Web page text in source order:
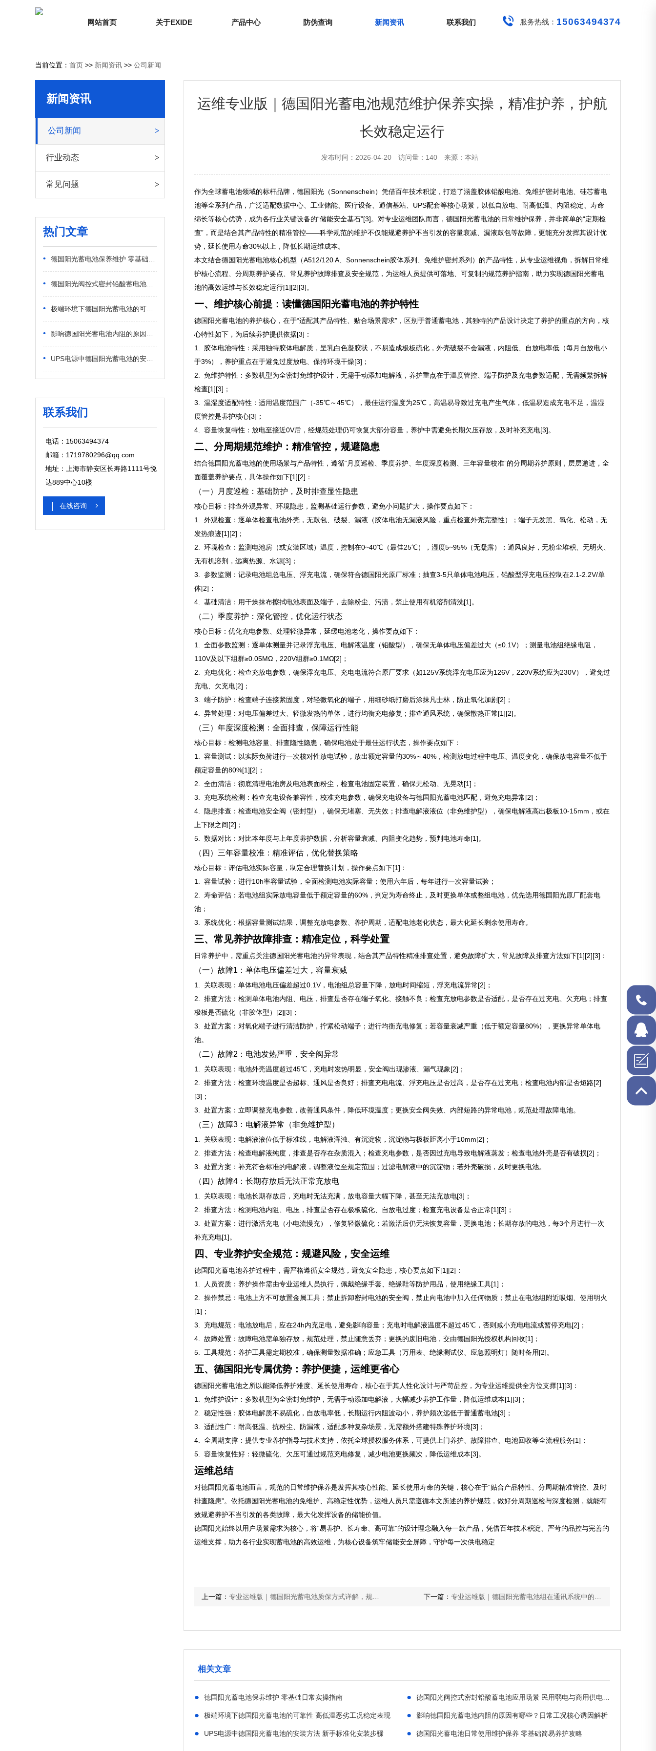
服务热线： 15063494374
网站首页 关于EXIDE 产品中心 防伪查询 新闻资讯 联系我们
当前位置： 首页 >> 新闻资讯 >> 公司新闻
新闻资讯
公司新闻
行业动态
常见问题
热门文章
• 德国阳光蓄电池保养维护 零基础日常实操指南
• 德国阳光阀控式密封铅酸蓄电池应用场景 民用弱电与商用供电适配解析
• 极端环境下德国阳光蓄电池的可靠性 高低温恶劣工况稳定表现
• 影响德国阳光蓄电池内阻的原因有哪些？日常工况核心诱因解析
• UPS电源中德国阳光蓄电池的安装方法 新手标准化安装步骤
联系我们
电话：15063494374
邮箱：1719780296@qq.com
地址：上海市静安区长寿路1111号悦
达889中心10楼
在线咨询
运维专业版｜德国阳光蓄电池规范维护保养实操，精准护养，护航
长效稳定运行
发布时间：2026-04-20 访问量：140 来源：本站
作为全球蓄电池领域的标杆品牌，德国阳光（Sonnenschein）凭借百年技术积淀，打造了涵盖胶体铅酸电池、免维护密封电池、硅芯蓄电
池等全系列产品，广泛适配数据中心、工业储能、医疗设备、通信基站、UPS配套等核心场景，以低自放电、耐高低温、内阻稳定、寿命
绵长等核心优势，成为各行业关键设备的“储能安全基石”[3]。对专业运维团队而言，德国阳光蓄电池的日常维护保养，并非简单的“定期检
查”，而是结合其产品特性的精准管控——科学规范的维护不仅能规避养护不当引发的容量衰减、漏液鼓包等故障，更能充分发挥其设计优
势，延长使用寿命30%以上，降低长期运维成本。
本文结合德国阳光蓄电池核心机型（A512/120 A、Sonnenschein胶体系列、免维护密封系列）的产品特性，从专业运维视角，拆解日常维
护核心流程、分周期养护要点、常见养护故障排查及安全规范，为运维人员提供可落地、可复制的规范养护指南，助力实现德国阳光蓄电
池的高效运维与长效稳定运行[1][2][3]。
一、维护核心前提：读懂德国阳光蓄电池的养护特性
德国阳光蓄电池的养护核心，在于“适配其产品特性、贴合场景需求”，区别于普通蓄电池，其独特的产品设计决定了养护的重点的方向，核
心特性如下，为后续养护提供依据[3]：
1. 胶体电池特性：采用独特胶体电解质，呈乳白色凝胶状，不易造成极板硫化，外壳破裂不会漏液，内阻低、自放电率低（每月自放电小
于3%），养护重点在于避免过度放电、保持环境干燥[3]；
2. 免维护特性：多数机型为全密封免维护设计，无需手动添加电解液，养护重点在于温度管控、端子防护及充电参数适配，无需频繁拆解
检查[1][3]；
3. 温湿度适配特性：适用温度范围广（-35℃～45℃），最佳运行温度为25℃，高温易导致过充电产生气体，低温易造成充电不足，温湿
度管控是养护核心[3]；
4. 容量恢复特性：放电至接近0V后，经规范处理仍可恢复大部分容量，养护中需避免长期欠压存放，及时补充充电[3]。
二、分周期规范维护：精准管控，规避隐患
结合德国阳光蓄电池的使用场景与产品特性，遵循“月度巡检、季度养护、年度深度检测、三年容量校准”的分周期养护原则，层层递进，全
面覆盖养护要点，具体操作如下[1][2]：
（一）月度巡检：基础防护，及时排查显性隐患
核心目标：排查外观异常、环境隐患，监测基础运行参数，避免小问题扩大，操作要点如下：
1. 外观检查：逐单体检查电池外壳，无鼓包、破裂、漏液（胶体电池无漏液风险，重点检查外壳完整性）；端子无发黑、氧化、松动，无
发热痕迹[1][2]；
2. 环境检查：监测电池房（或安装区域）温度，控制在0~40℃（最佳25℃），湿度5~95%（无凝露）；通风良好，无粉尘堆积、无明火、
无有机溶剂，远离热源、水源[3]；
3. 参数监测：记录电池组总电压、浮充电流，确保符合德国阳光原厂标准；抽查3-5只单体电池电压，铅酸型浮充电压控制在2.1-2.2V/单
体[2]；
4. 基础清洁：用干燥抹布擦拭电池表面及端子，去除粉尘、污渍，禁止使用有机溶剂清洗[1]。
（二）季度养护：深化管控，优化运行状态
核心目标：优化充电参数、处理轻微异常，延缓电池老化，操作要点如下：
1. 全面参数监测：逐单体测量并记录浮充电压、电解液温度（铅酸型），确保无单体电压偏差过大（≤0.1V）；测量电池组绝缘电阻，
110V及以下组群≥0.05MΩ，220V组群≥0.1MΩ[2]；
2. 充电优化：检查充放电参数，确保浮充电压、充电电流符合原厂要求（如125V系统浮充电压应为126V，220V系统应为230V），避免过
充电、欠充电[2]；
3. 端子防护：检查端子连接紧固度，对轻微氧化的端子，用细砂纸打磨后涂抹凡士林，防止氧化加剧[2]；
4. 异常处理：对电压偏差过大、轻微发热的单体，进行均衡充电修复；排查通风系统，确保散热正常[1][2]。
（三）年度深度检测：全面排查，保障运行性能
核心目标：检测电池容量、排查隐性隐患，确保电池处于最佳运行状态，操作要点如下：
1. 容量测试：以实际负荷进行一次核对性放电试验，放出额定容量的30%～40%，检测放电过程中电压、温度变化，确保放电容量不低于
额定容量的80%[1][2]；
2. 全面清洁：彻底清理电池房及电池表面粉尘，检查电池固定装置，确保无松动、无晃动[1]；
3. 充电系统检测：检查充电设备兼容性，校准充电参数，确保充电设备与德国阳光蓄电池匹配，避免充电异常[2]；
4. 隐患排查：检查电池安全阀（密封型），确保无堵塞、无失效；排查电解液液位（非免维护型），确保电解液高出极板10-15mm，或在
上下限之间[2]；
5. 数据对比：对比本年度与上年度养护数据，分析容量衰减、内阻变化趋势，预判电池寿命[1]。
（四）三年容量校准：精准评估，优化替换策略
核心目标：评估电池实际容量，制定合理替换计划，操作要点如下[1]：
1. 容量试验：进行10h率容量试验，全面检测电池实际容量；使用六年后，每年进行一次容量试验；
2. 寿命评估：若电池组实际放电容量低于额定容量的60%，判定为寿命终止，及时更换单体或整组电池，优先选用德国阳光原厂配套电
池；
3. 系统优化：根据容量测试结果，调整充放电参数、养护周期，适配电池老化状态，最大化延长剩余使用寿命。
三、常见养护故障排查：精准定位，科学处置
日常养护中，需重点关注德国阳光蓄电池的异常表现，结合其产品特性精准排查处置，避免故障扩大，常见故障及排查方法如下[1][2][3]：
（一）故障1：单体电压偏差过大，容量衰减
1. 关联表现：单体电池电压偏差超过0.1V，电池组总容量下降，放电时间缩短，浮充电流异常[2]；
2. 排查方法：检测单体电池内阻、电压，排查是否存在端子氧化、接触不良；检查充放电参数是否适配，是否存在过充电、欠充电；排查
极板是否硫化（非胶体型）[2][3]；
3. 处置方案：对氧化端子进行清洁防护，拧紧松动端子；进行均衡充电修复；若容量衰减严重（低于额定容量80%），更换异常单体电
池。
（二）故障2：电池发热严重，安全阀异常
1. 关联表现：电池外壳温度超过45℃，充电时发热明显，安全阀出现渗液、漏气现象[2]；
2. 排查方法：检查环境温度是否超标、通风是否良好；排查充电电流、浮充电压是否过高，是否存在过充电；检查电池内部是否短路[2]
[3]；
3. 处置方案：立即调整充电参数，改善通风条件，降低环境温度；更换安全阀失效、内部短路的异常电池，规范处理故障电池。
（三）故障3：电解液异常（非免维护型）
1. 关联表现：电解液液位低于标准线，电解液浑浊、有沉淀物，沉淀物与极板距离小于10mm[2]；
2. 排查方法：检查电解液纯度，排查是否存在杂质混入；检查充电参数，是否因过充电导致电解液蒸发；检查电池外壳是否有破损[2]；
3. 处置方案：补充符合标准的电解液，调整液位至规定范围；过滤电解液中的沉淀物；若外壳破损，及时更换电池。
（四）故障4：长期存放后无法正常充放电
1. 关联表现：电池长期存放后，充电时无法充满，放电容量大幅下降，甚至无法充放电[3]；
2. 排查方法：检测电池内阻、电压，排查是否存在极板硫化、自放电过度；检查充电设备是否正常[1][3]；
3. 处置方案：进行激活充电（小电流慢充），修复轻微硫化；若激活后仍无法恢复容量，更换电池；长期存放的电池，每3个月进行一次
补充充电[1]。
四、专业养护安全规范：规避风险，安全运维
德国阳光蓄电池养护过程中，需严格遵循安全规范，避免安全隐患，核心要点如下[1][2]：
1. 人员资质：养护操作需由专业运维人员执行，佩戴绝缘手套、绝缘鞋等防护用品，使用绝缘工具[1]；
2. 操作禁忌：电池上方不可放置金属工具；禁止拆卸密封电池的安全阀，禁止向电池中加入任何物质；禁止在电池组附近吸烟、使用明火
[1]；
3. 充电规范：电池放电后，应在24h内充足电，避免影响容量；充电时电解液温度不超过45℃，否则减小充电电流或暂停充电[2]；
4. 故障处置：故障电池需单独存放，规范处理，禁止随意丢弃；更换的废旧电池，交由德国阳光授权机构回收[1]；
5. 工具规范：养护工具需定期校准，确保测量数据准确；应急工具（万用表、绝缘测试仪、应急照明灯）随时备用[2]。
五、德国阳光专属优势：养护便捷，运维更省心
德国阳光蓄电池之所以能降低养护难度、延长使用寿命，核心在于其人性化设计与严苛品控，为专业运维提供全方位支撑[1][3]：
1. 免维护设计：多数机型为全密封免维护，无需手动添加电解液，大幅减少养护工作量，降低运维成本[1][3]；
2. 稳定性强：胶体电解质不易硫化，自放电率低，长期运行内阻波动小，养护频次远低于普通蓄电池[3]；
3. 适配性广：耐高低温、抗粉尘、防漏液，适配多种复杂场景，无需额外搭建特殊养护环境[3]；
4. 全周期支撑：提供专业养护指导与技术支持，依托全球授权服务体系，可提供上门养护、故障排查、电池回收等全流程服务[1]；
5. 容量恢复性好：轻微硫化、欠压可通过规范充电修复，减少电池更换频次，降低运维成本[3]。
运维总结
对德国阳光蓄电池而言，规范的日常维护保养是发挥其核心性能、延长使用寿命的关键，核心在于“贴合产品特性、分周期精准管控、及时
排查隐患”。依托德国阳光蓄电池的免维护、高稳定性优势，运维人员只需遵循本文所述的养护规范，做好分周期巡检与深度检测，就能有
效规避养护不当引发的各类故障，最大化发挥设备的储能价值。
德国阳光始终以用户场景需求为核心，将“易养护、长寿命、高可靠”的设计理念融入每一款产品，凭借百年技术积淀、严苛的品控与完善的
运维支撑，助力各行业实现蓄电池的高效运维，为核心设备筑牢储能安全屏障，守护每一次供电稳定
上一篇： 专业运维版｜德国阳光蓄电池质保方式详解，规范履约，守护全生命周期 下一篇： 专业运维版｜德国阳光蓄电池组在通讯系统中的核心作用及运维技巧
相关文章
● 德国阳光蓄电池保养维护 零基础日常实操指南 ● 德国阳光阀控式密封铅酸蓄电池应用场景 民用弱电与商用供电适配解析
● 极端环境下德国阳光蓄电池的可靠性 高低温恶劣工况稳定表现 ● 影响德国阳光蓄电池内阻的原因有哪些？日常工况核心诱因解析
● UPS电源中德国阳光蓄电池的安装方法 新手标准化安装步骤 ● 德国阳光蓄电池日常使用维护保养 零基础简易养护攻略
在线QQ